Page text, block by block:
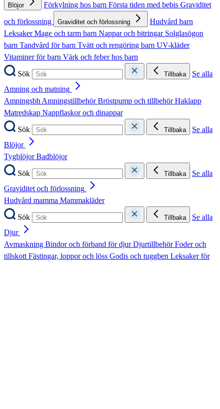
Blöjor Förkylning hos barn Första tiden med bebis Graviditet
och förlossning
Graviditet och förlossning
Hudvård barn
LeksakerMage och tarm barn Nappar och bitringar Solglasögon
barn Tandvård för barn Tvätt och rengöring barn UV-kläder
Vitaminer för barn Värk och feber hos barn
Sök
Tillbaka
Se alla
Amning och matning
AmningsbhAmningstillbehörBröstpump och tillbehörHaklapp
Matredskap Nappflaskor och dinappar
Sök
Tillbaka
Se alla
Blöjor
TygblöjorBadblöjor
Sök
Tillbaka
Se alla
Graviditet och förlossning
Hudvård mamma Mammakläder
Sök
Tillbaka
Se alla
Djur
Avmaskning Bindor och förband för djurDjurtillbehörFoder och
tillskottFästingar, loppor och löss Godis och tuggben Leksaker för